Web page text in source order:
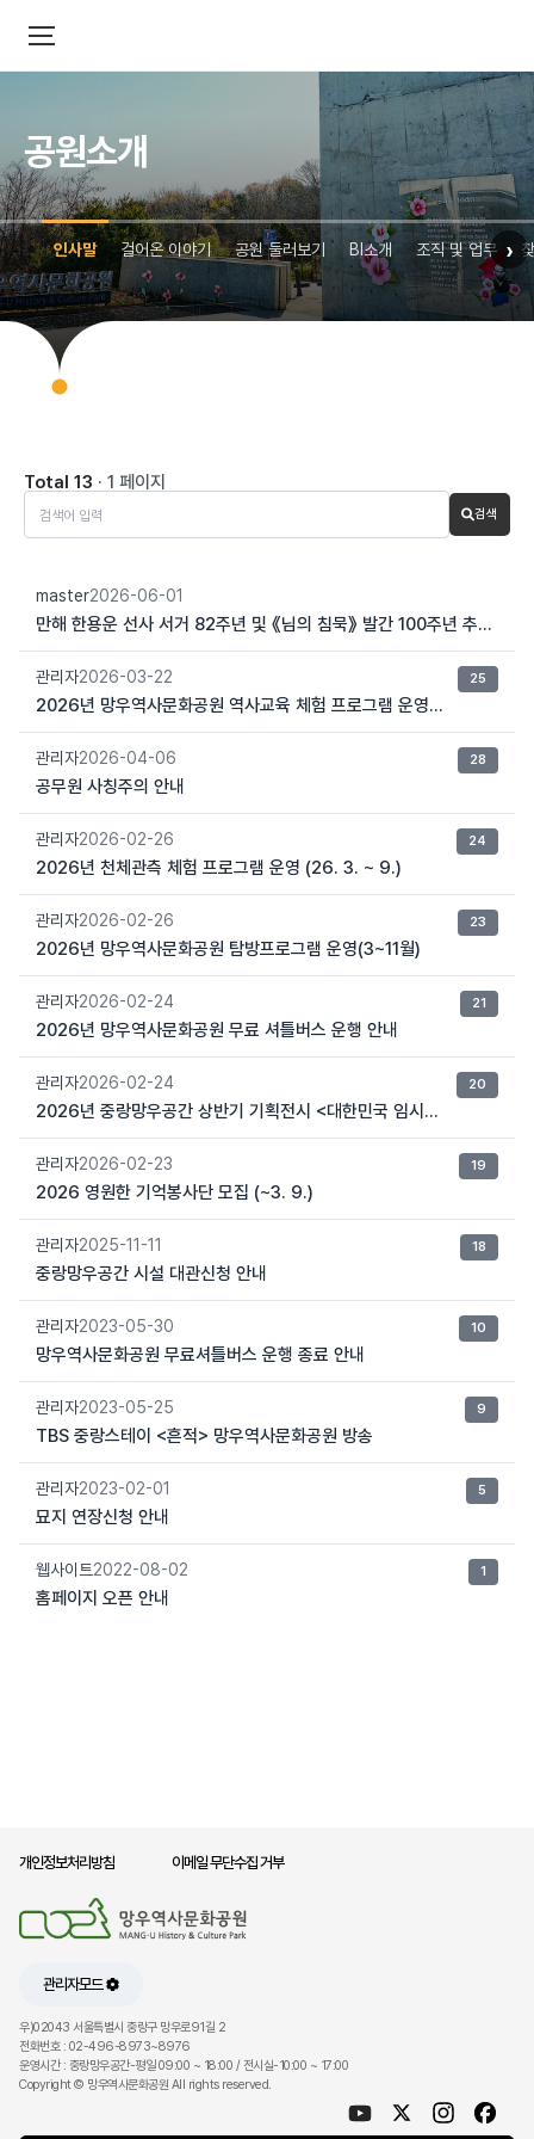
인사말 걸어온 이야기 공원 둘러보기 BI소개 조직 및 업무 ›
공원소개
Total 13 · 1 페이지
검색
master2026-06-01
만해 한용운 선사 서거 82주년 및 《님의 침묵》 발간 100주년 추모 행사 안내
관리자2026-03-22
2026년 망우역사문화공원 역사교육 체험 프로그램 운영 안내
25
관리자2026-04-06
공무원 사칭주의 안내
28
관리자2026-02-26
2026년 천체관측 체험 프로그램 운영 (26. 3. ~ 9.)
24
관리자2026-02-26
2026년 망우역사문화공원 탐방프로그램 운영(3~11월)
23
관리자2026-02-24
2026년 망우역사문화공원 무료 셔틀버스 운행 안내
21
관리자2026-02-24
2026년 중랑망우공간 상반기 기획전시 <대한민국 임시정부 기억상자>
20
관리자2026-02-23
2026 영원한 기억봉사단 모집 (~3. 9.)
19
관리자2025-11-11
중랑망우공간 시설 대관신청 안내
18
관리자2023-05-30
망우역사문화공원 무료셔틀버스 운행 종료 안내
10
관리자2023-05-25
TBS 중랑스테이 <흔적> 망우역사문화공원 방송
9
관리자2023-02-01
묘지 연장신청 안내
5
웹사이트2022-08-02
홈페이지 오픈 안내
1
개인정보처리방침 이메일 무단수집 거부
관리자모드
우)02043 서울특별시 중랑구 망우로91길 2
전화번호 : 02-496-8973~8976
운영시간 : 중랑망우공간-평일 09:00 ~ 18:00 / 전시실-10:00 ~ 17:00
Copyright © 망우역사문화공원 All rights reserved.